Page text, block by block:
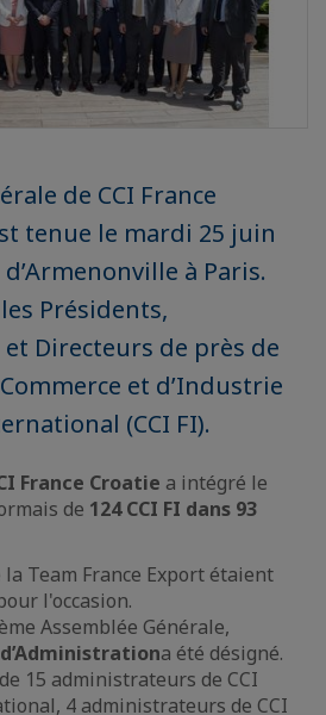
de CCI France
tenue le mardi 25 juin
à Paris.
Présidents,
Directeurs de près de
et d’Industrie
(CCI FI).
France Croatie a intégré le
de 124 CCI FI dans 93
Team France Export étaient
l'occasion.
Assemblée Générale,
a été désigné.
15 administrateurs de CCI
4 administrateurs de CCI